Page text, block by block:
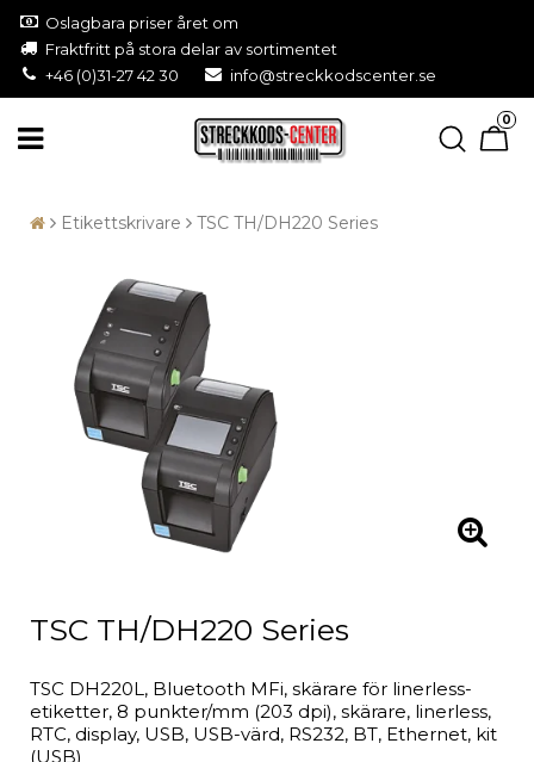
Oslagbara priser året om
Fraktfritt på stora delar av sortimentet
+46 (0)31-27 42 30
info@streckkodscenter.se
0
Etikettskrivare TSC TH/DH220 Series
TSC TH/DH220 Series
TSC DH220L, Bluetooth MFi, skärare för linerless-
etiketter, 8 punkter/mm (203 dpi), skärare, linerless,
RTC, display, USB, USB-värd, RS232, BT, Ethernet, kit
(USB)